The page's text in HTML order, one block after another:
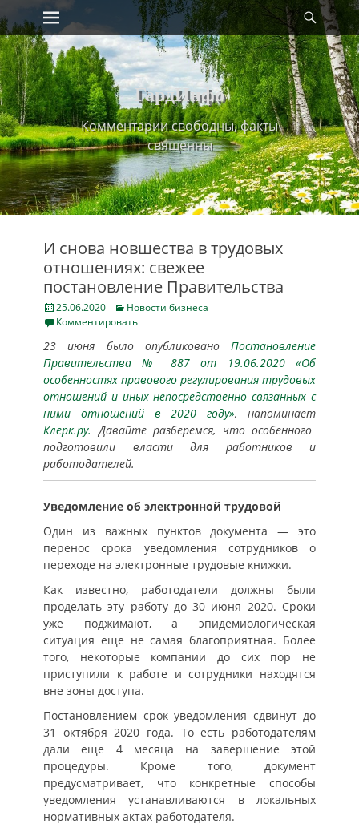
Skip
to
content
Primary Menu
ГардИнфо
Комментарии свободны, факты
священны
И снова новшества в трудовых
отношениях: свежее
постановление Правительства
Posted
on
25.06.2020 Categories
Новости бизнеса
Комментировать
23 июня было опубликовано Постановление
Правительства № 887 от 19.06.2020 «Об
особенностях правового регулирования трудовых
отношений и иных непосредственно связанных с
ними отношений в 2020 году», напоминает
Клерк.ру. Давайте разберемся, что особенного
подготовили власти для работников и
работодателей.
Уведомление об электронной трудовой
Один из важных пунктов документа — это
перенос срока уведомления сотрудников о
переходе на электронные трудовые книжки.
Как известно, работодатели должны были
проделать эту работу до 30 июня 2020. Сроки
уже поджимают, а эпидемиологическая
ситуация еще не самая благоприятная. Более
того, некоторые компании до сих пор не
приступили к работе и сотрудники находятся
вне зоны доступа.
Постановлением срок уведомления сдвинут до
31 октября 2020 года. То есть работодателям
дали еще 4 месяца на завершение этой
процедуры. Кроме того, документ
предусматривает, что конкретные способы
уведомления устанавливаются в локальных
нормативных актах работодателя.